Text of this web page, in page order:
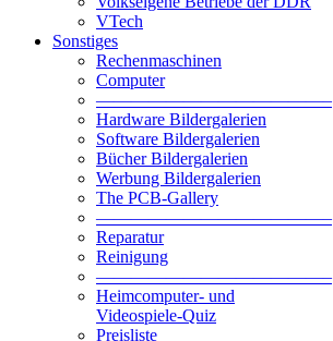
VTech
Sonstiges
Rechenmaschinen
Computer
—————————————–
Hardware Bildergalerien
Software Bildergalerien
Bücher Bildergalerien
Werbung Bildergalerien
The PCB-Gallery
—————————————–
Reparatur
Reinigung
—————————————–
Heimcomputer- und
Videospiele-Quiz
Preisliste